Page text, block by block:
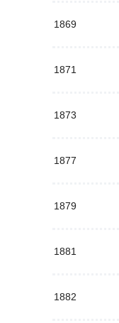
1869
1871
1873
1877
1879
1881
1882